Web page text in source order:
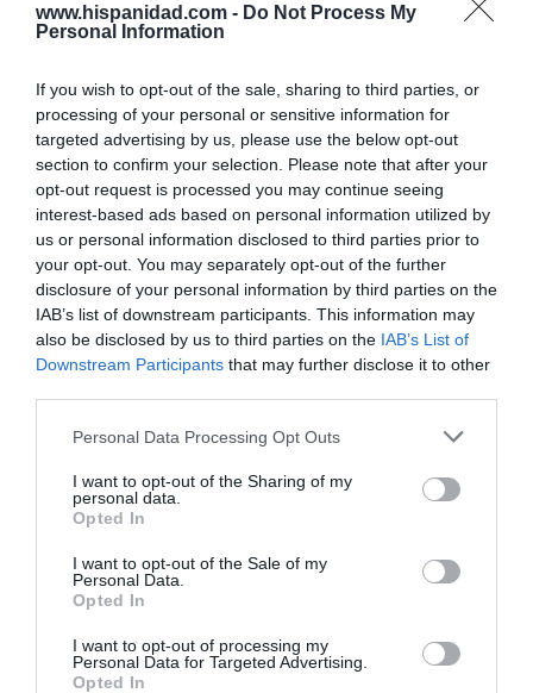
www.hispanidad.com - Do Not Process My
Personal Information
If you wish to opt-out of the sale, sharing to third parties, or
processing of your personal or sensitive information for
targeted advertising by us, please use the below opt-out
section to confirm your selection. Please note that after your
opt-out request is processed you may continue seeing
interest-based ads based on personal information utilized by
us or personal information disclosed to third parties prior to
your opt-out. You may separately opt-out of the further
disclosure of your personal information by third parties on the
IAB’s list of downstream participants. This information may
also be disclosed by us to third parties on the IAB’s List of
Downstream Participants that may further disclose it to other
Personal Data Processing Opt Outs
I want to opt-out of the Sharing of my
personal data.
Opted In
I want to opt-out of the Sale of my
Personal Data.
Opted In
I want to opt-out of processing my
Personal Data for Targeted Advertising.
Opted In
SOCIEDAD
¿Tiempos de paganismo o tiempos de
Eulogio López 09/08/26 06:00
Memes. Gandalf y el mediano
Redacción 09/08/26 06:00
SOCIEDAD
Los cambios del Papa León XIV: lentos pero
acertados
Eulogio López 09/08/26 06:00
Cuando los masones intentaron extorsionar
al rey Alfonso XIII
Javier Paredes
Primarias presidenciales demócratas 2028. El
icono LGTBIQ+ Pete Buttigieg regresa a
Biden
Ignacio Aguirre 09/08/26 06:00